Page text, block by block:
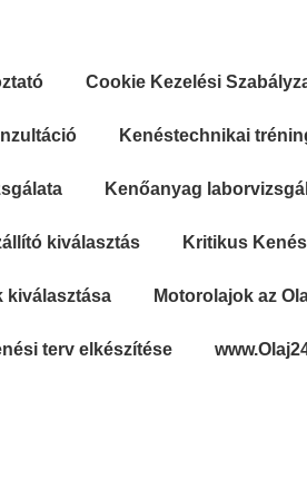
Cookie Kezelési
Kenéstechnikai
Kenőanyag
kiválasztás Kritikus
kiválasztása Motorolajok az
terv elkészítése